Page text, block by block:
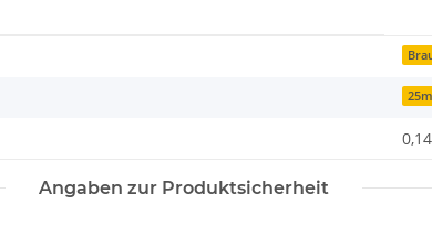
0,14
Angaben zur Produktsicherheit